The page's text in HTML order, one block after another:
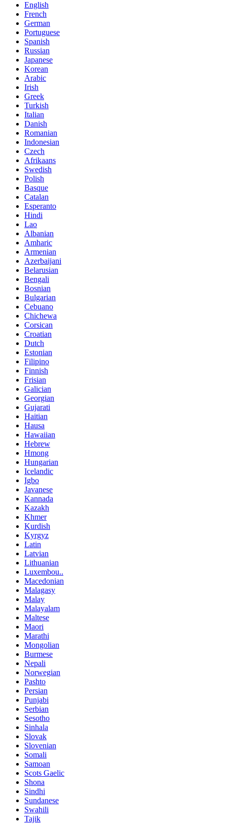
English
French
German
Portuguese
Spanish
Russian
Japanese
Korean
Arabic
Irish
Greek
Turkish
Italian
Danish
Romanian
Indonesian
Czech
Afrikaans
Swedish
Polish
Basque
Catalan
Esperanto
Hindi
Lao
Albanian
Amharic
Armenian
Azerbaijani
Belarusian
Bengali
Bosnian
Bulgarian
Cebuano
Chichewa
Corsican
Croatian
Dutch
Estonian
Filipino
Finnish
Frisian
Galician
Georgian
Gujarati
Haitian
Hausa
Hawaiian
Hebrew
Hmong
Hungarian
Icelandic
Igbo
Javanese
Kannada
Kazakh
Khmer
Kurdish
Kyrgyz
Latin
Latvian
Lithuanian
Luxembou..
Macedonian
Malagasy
Malay
Malayalam
Maltese
Maori
Marathi
Mongolian
Burmese
Nepali
Norwegian
Pashto
Persian
Punjabi
Serbian
Sesotho
Sinhala
Slovak
Slovenian
Somali
Samoan
Scots Gaelic
Shona
Sindhi
Sundanese
Swahili
Tajik